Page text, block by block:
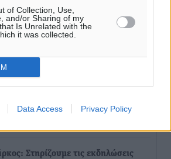
of Collection, Use,
and/or Sharing of my
Is Unrelated with the
it was collected.
Data Access Privacy Policy
Ροή ειδήσεων
Κεφαλογιάννη
Στηρίζουμε τις εκδηλώσεις